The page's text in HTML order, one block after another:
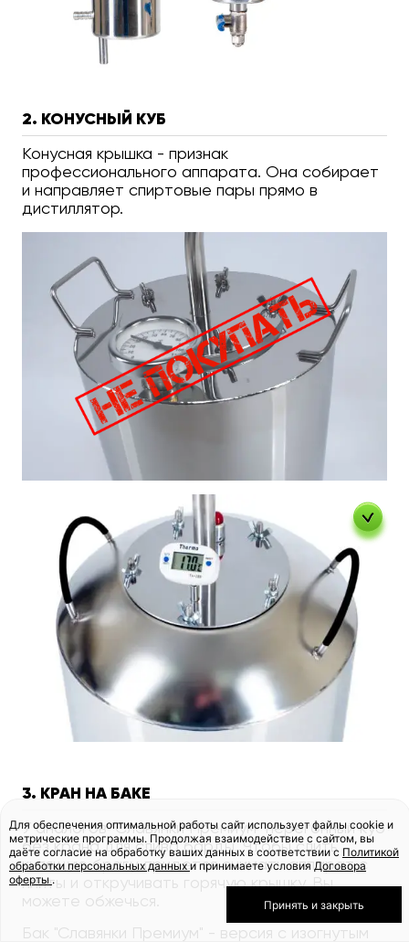
2. КОНУСНЫЙ КУБ
Конусная крышка - признак
профессионального аппарата. Она собирает
и направляет спиртовые пары прямо в
дистиллятор.
3. КРАН НА БАКЕ
У аналогов "Славянки Премиум" перегонный куб
без крана для слива барды. Чтобы слить
кипящую брагу, придется снимать аппарат с
плиты и откручивать горячую крышку. Вы
можете обжечься.
Бак "Славянки Премиум" - версия с изогнутым
Для обеспечения оптимальной работы сайт использует файлы cookie и
метрические программы. Продолжая взаимодействие с сайтом, вы
даёте согласие на обработку ваших данных в соответствии с Политикой
обработки персональных данныхи принимаете условияДоговора
оферты.
Принять и закрыть